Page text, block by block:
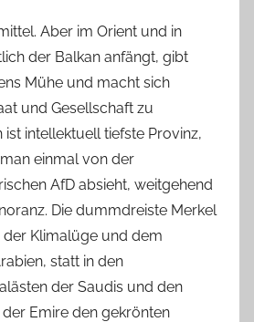
Aber im Orient und in
der Balkan anfängt, gibt
Mühe und macht sich
und Gesellschaft zu
ist intellektuell tiefste Provinz,
einmal von der
AfD absieht, weitgehend
Die dummdreiste Merkel
Klimalüge und dem
statt in den
der Saudis und den
Emire den gekrönten